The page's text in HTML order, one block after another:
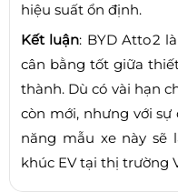
hiệu suất ổn định.
Kết luận: BYD Atto 2
cân bằng tốt giữa
thành. Dù có vài hạn
còn mới, nhưng với
năng mẫu xe này sẽ
khúc EV tại thị trường